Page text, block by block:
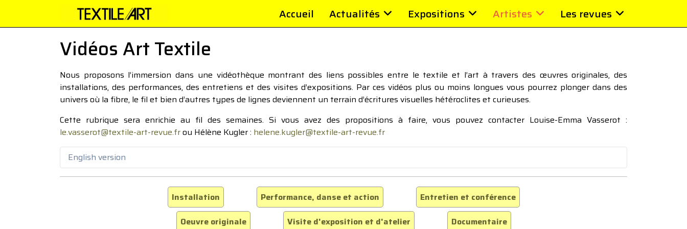
Accueil Actualités Expositions Artistes Les revues
Vidéos Art Textile
Nous proposons l’immersion dans une vidéothèque montrant des liens possibles entre le textile et l’art à travers des œuvres originales, des
installations, des performances, des entretiens et des visites d’expositions. Par ces vidéos plus ou moins longues vous pourrez plonger dans des
univers où la fibre, le fil et bien d’autres types de lignes deviennent un terrain d’écritures visuelles hétéroclites et curieuses.
Cette rubrique sera enrichie au fil des semaines. Si vous avez des propositions à faire, vous pouvez contacter Louise-Emma Vasserot :
le.vasserot@textile-art-revue.frou Hélène Kugler : helene.kugler@textile-art-revue.fr
English version
Installation Performance, danse et action
Entretien et conférence
Oeuvre originale
Visite d'exposition et d'atelier Documentaire